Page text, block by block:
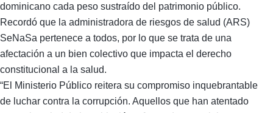
dominicano cada peso sustraído del patrimonio público.
Recordó que la administradora de riesgos de salud (ARS)
SeNaSa pertenece a todos, por lo que se trata de una
afectación a un bien colectivo que impacta el derecho
constitucional a la salud.
“El Ministerio Público reitera su compromiso inquebrantable
de luchar contra la corrupción. Aquellos que han atentado